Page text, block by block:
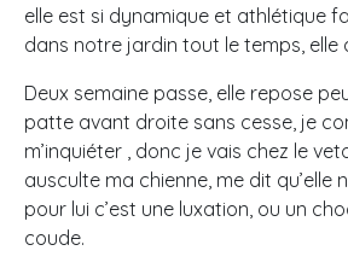
elle est si dynamique et athlétique
dans notre jardin tout le temps, elle
Deux semaine passe, elle repose
patte avant droite sans cesse, je
m’inquiéter , donc je vais chez le
ausculte ma chienne, me dit qu’elle
pour lui c’est une luxation, ou un
coude.